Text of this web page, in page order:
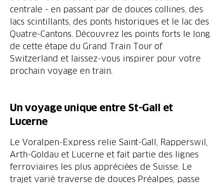
centrale - en passant par de douces collines, des
lacs scintillants, des ponts historiques et le lac des
Quatre-Cantons. Découvrez les points forts le long
de cette étape du Grand Train Tour of
Switzerland et laissez-vous inspirer pour votre
prochain voyage en train.
Un voyage unique entre St-Gall et
Lucerne
Le Voralpen-Express relie Saint-Gall, Rapperswil,
Arth-Goldau et Lucerne et fait partie des lignes
ferroviaires les plus appréciées de Suisse. Le
trajet varié traverse de douces Préalpes, passe